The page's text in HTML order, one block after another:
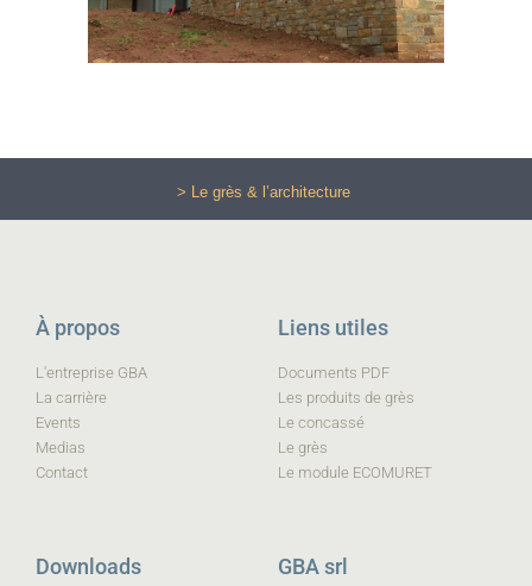
> Le grès & l’architecture
À propos
L'entreprise GBA
La carrière
Events
Medias
Contact
Liens utiles
Documents PDF
Les produits de grès
Le concassé
Le grès
Le module ECOMURET
Downloads GBA srl